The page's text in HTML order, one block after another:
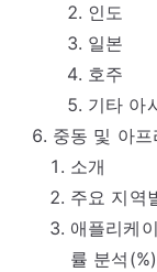
인도
일본
호주
기타 아
중동 및 아프
소개
주요 지역
애플리케
률 분석(%)